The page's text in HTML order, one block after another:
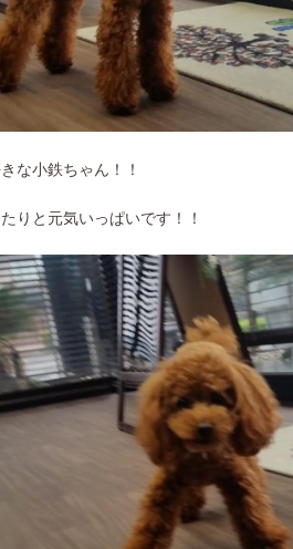
な小鉄ちゃん！！
りと元気いっぱいです！！